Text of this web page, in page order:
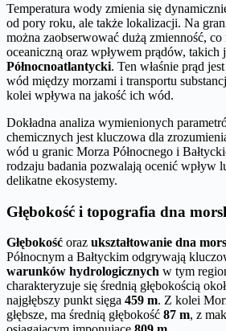
Temperatura wody zmienia się
od pory roku, ale także lokalizacji. Na
można zaobserwować dużą zmienność,
oceaniczną oraz wpływem prądów, takich
Północnoatlantycki. Ten właśnie prąd
wód między morzami i transportu
kolei wpływa na jakość ich wód.
Dokładna analiza wymienionych
chemicznych jest kluczowa dla
wód u granic Morza Północnego i
rodzaju badania pozwalają ocenić wpływ
delikatne ekosystemy.
Głębokość i topografia dna
Głębokość oraz ukształtowanie dna
Północnym a Bałtyckim odgrywają
warunków hydrologicznych w tym
charakteryzuje się średnią głębokością
najgłębszy punkt sięga 459 m. Z kolei
głębsze, ma średnią głębokość 87 m, z